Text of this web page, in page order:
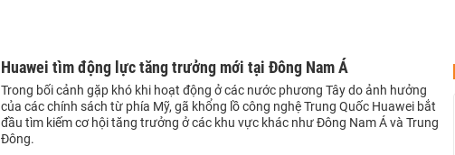
Huawei tìm động lực tăng trưởng mới tại Đông Nam Á
Trong bối cảnh gặp khó khi hoạt động ở các nước phương Tây do ảnh hưởng
của các chính sách từ phía Mỹ, gã khổng lồ công nghệ Trung Quốc Huawei bắt
đầu tìm kiếm cơ hội tăng trưởng ở các khu vực khác như Đông Nam Á và Trung
Đông.